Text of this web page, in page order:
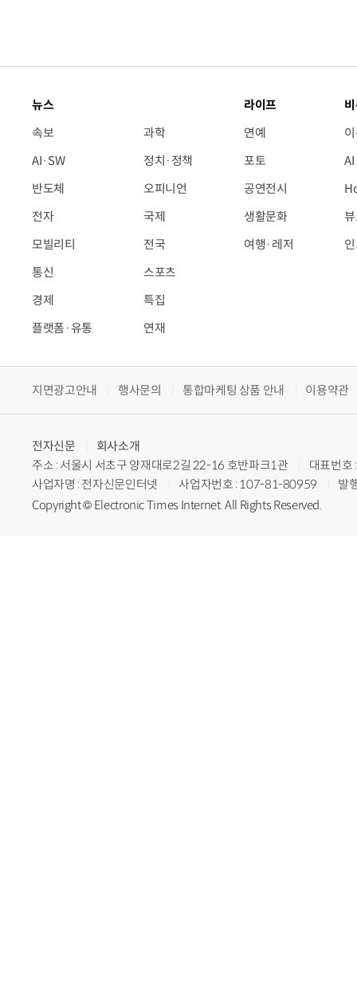
뉴스
속보
AI·SW
반도체
전자
모빌리티
통신
경제
플랫폼·유통
과학
정치·정책
오피니언
국제
전국
스포츠
특집
연재
라이프
연예
포토
공연전시
생활문화
여행·레저
지면광고안내 행사문의 통합마케팅 상품 안내 이용약관
전자신문
회사소개
주소 : 서울시 서초구 양재대로2길 22-16 호반파크1관
대표번
사업자명 : 전자신문인터넷
사업자번호 : 107-81-80959
발
Copyright © Electronic Times Internet. All Rights Reserved.